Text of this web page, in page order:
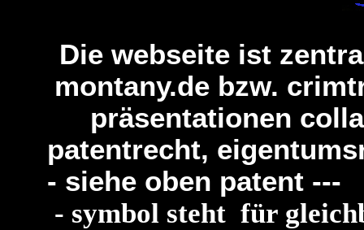
Die webseite ist
montany.de bzw.
präsentationen
patentrecht,
- siehe
- symbol steht für